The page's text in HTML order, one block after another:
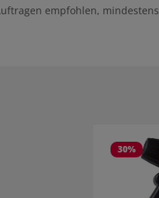
empfohlen,
30%